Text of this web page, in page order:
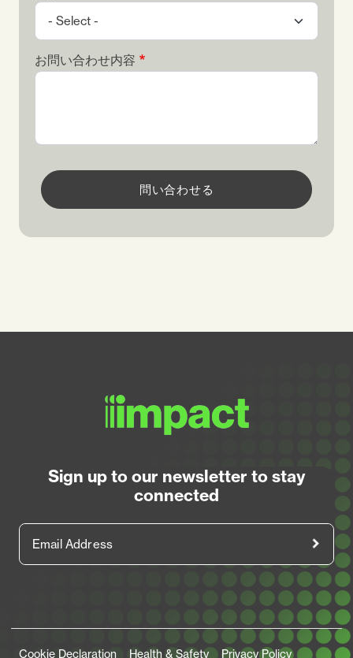
お問い合わせ内容
問い合わせる
Sign up to our newsletter to stay
connected
Legal Links
Cookie Declaration Health & Safety Privacy Policy